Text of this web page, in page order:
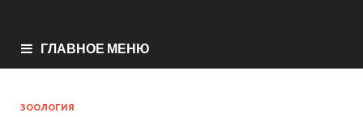
ГЛАВНОЕ МЕНЮ
ЗООЛОГИЯ